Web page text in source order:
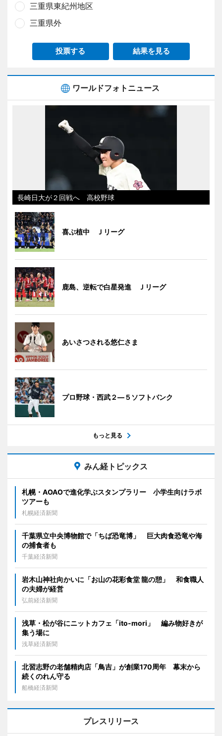
三重県東紀州地区
三重県外
投票する 結果を見る
ワールドフォトニュース
長崎日大が２回戦へ 高校野球
喜ぶ植中 Ｊリーグ
鹿島、逆転で白星発進 Ｊリーグ
あいさつされる悠仁さま
プロ野球・西武２―５ソフトバンク
もっと見る
みん経トピックス
札幌・AOAOで進化学ぶスタンプラリー 小学生向けラボ
ツアーも
札幌経済新聞
千葉県立中央博物館で「ちば恐竜博」 巨大肉食恐竜や海
の捕食者も
千葉経済新聞
岩木山神社向かいに「お山の花彩食堂 龍の憩」 和食職人
の夫婦が経営
弘前経済新聞
浅草・松が谷にニットカフェ「ito-mori」 編み物好きが
集う場に
浅草経済新聞
北習志野の老舗精肉店「鳥吉」が創業170周年 幕末から
続くのれん守る
船橋経済新聞
プレスリリース